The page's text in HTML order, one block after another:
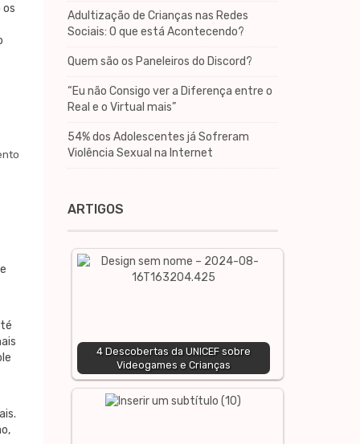
os
Adultização de Crianças nas Redes
Sociais: O que está Acontecendo?
Quem são os Paneleiros do Discord?
“Eu não Consigo ver a Diferença entre o
Real e o Virtual mais”
54% dos Adolescentes já Sofreram
Violência Sexual na Internet
ARTIGOS
4 Descobertas da UNICEF sobre
Videogames e Crianças